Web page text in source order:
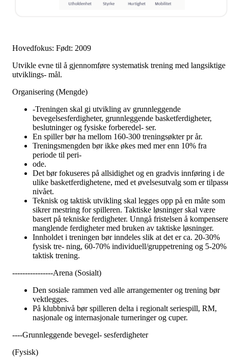
Hovedfokus: Født: 2009
Utvikle evne til å gjennomføre systematisk trening med langsiktige
utviklings- mål.
Organisering (Mengde)
-Treningen skal gi utvikling av grunnleggende
bevegelsesferdigheter, grunnleggende basketferdigheter,
beslutninger og fysiske forberedel- ser.
En spiller bør ha mellom 160-300 treningsøkter pr år.
Treningsmengden bør ikke økes med mer enn 10% fra
periode til peri-
ode.
Det bør fokuseres på allsidighet og en gradvis innføring i de
ulike basketferdighetene, med et øvelsesutvalg som er
nivået.
Teknisk og taktisk utvikling skal legges opp på en måte som
sikrer mestring for spilleren. Taktiske løsninger skal være
basert på tekniske ferdigheter. Unngå fristelsen å kompensere
manglende ferdigheter med bruken av taktiske løsninger.
Innholdet i treningen bør inndeles slik at det er ca. 20-30%
fysisk tre- ning, 60-70% individuell/gruppetrening og 5-20%
taktisk trening.
----------------Arena (Sosialt)
Den sosiale rammen ved alle arrangementer og trening bør
vektlegges.
På klubbnivå bør spilleren delta i regionalt seriespill, RM,
nasjonale og internasjonale turneringer og cuper.
----Grunnleggende bevegel- sesferdigheter
(Fysisk)